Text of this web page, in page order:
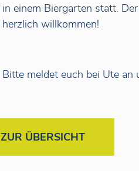
in einem Biergarten statt.
herzlich willkommen!
Bitte meldet euch bei Ute an
ZUR ÜBERSICHT